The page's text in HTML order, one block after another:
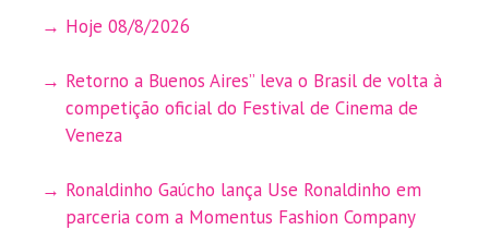
Hoje 08/8/2026
Retorno a Buenos Aires” leva o Brasil de volta à
competição oficial do Festival de Cinema de
Veneza
Ronaldinho Gaúcho lança Use Ronaldinho em
parceria com a Momentus Fashion Company